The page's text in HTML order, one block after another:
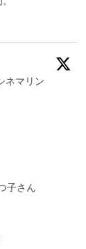
ネマリン
子さん